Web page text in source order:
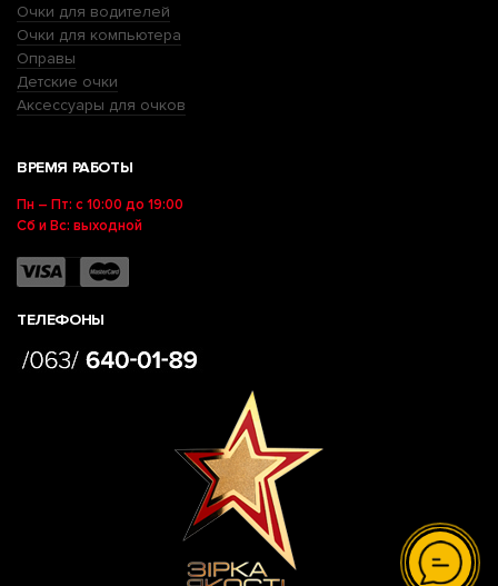
Очки для водителей
Очки для компьютера
Оправы
Детские очки
Аксессуары для очков
ВРЕМЯ РАБОТЫ
Пн – Пт: с 10:00 до 19:00
Сб и Вс: выходной
ТЕЛЕФОНЫ